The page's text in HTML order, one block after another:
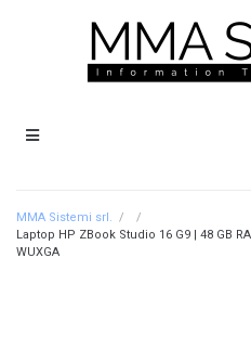
MMA Sistemi srl. /
/
Laptop HP ZBook Studio 16 G9 | 48 GB
WUXGA